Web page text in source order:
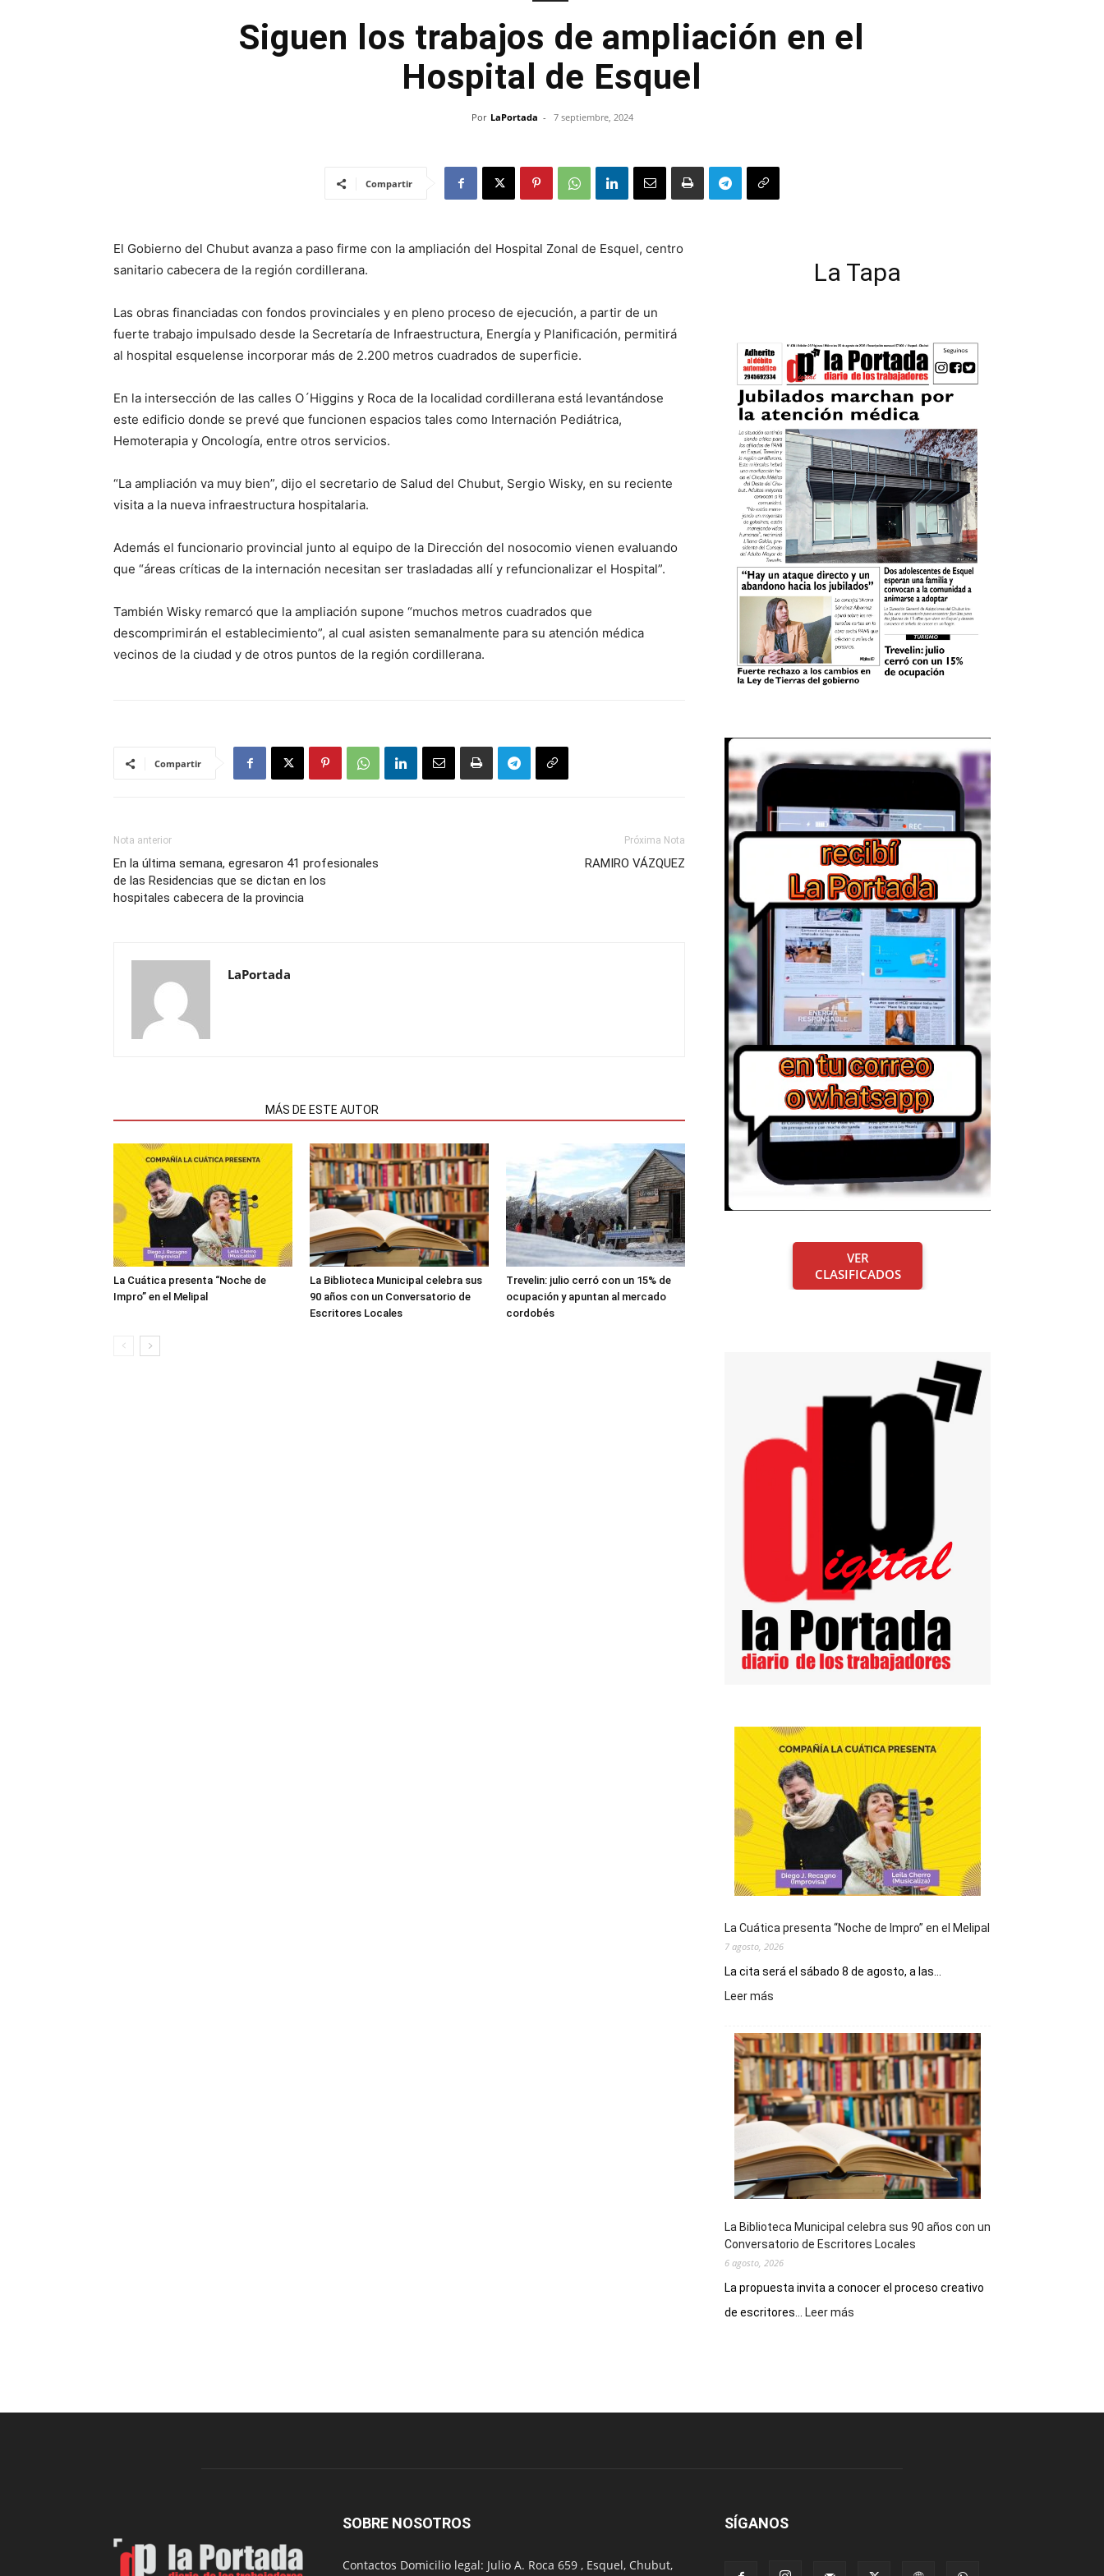
Siguen los trabajos de ampliación en el
Hospital de Esquel
Por LaPortada - 7 septiembre, 2024
Compartir
El Gobierno del Chubut avanza a paso firme con la ampliación del Hospital Zonal de Esquel, centro
sanitario cabecera de la región cordillerana.
Las obras financiadas con fondos provinciales y en pleno proceso de ejecución, a partir de un
fuerte trabajo impulsado desde la Secretaría de Infraestructura, Energía y Planificación, permitirá
al hospital esquelense incorporar más de 2.200 metros cuadrados de superficie.
En la intersección de las calles O´Higgins y Roca de la localidad cordillerana está levantándose
este edificio donde se prevé que funcionen espacios tales como Internación Pediátrica,
Hemoterapia y Oncología, entre otros servicios.
“La ampliación va muy bien”, dijo el secretario de Salud del Chubut, Sergio Wisky, en su reciente
visita a la nueva infraestructura hospitalaria.
Además el funcionario provincial junto al equipo de la Dirección del nosocomio vienen evaluando
que “áreas críticas de la internación necesitan ser trasladadas allí y refuncionalizar el Hospital”.
También Wisky remarcó que la ampliación supone “muchos metros cuadrados que
descomprimirán el establecimiento”, al cual asisten semanalmente para su atención médica
vecinos de la ciudad y de otros puntos de la región cordillerana.
Compartir
Nota anterior
En la última semana, egresaron 41 profesionales
de las Residencias que se dictan en los
hospitales cabecera de la provincia
Próxima Nota
RAMIRO VÁZQUEZ
LaPortada
MÁS DE ESTE AUTOR
La Cuática presenta “Noche de
Impro” en el Melipal
La Biblioteca Municipal celebra sus
90 años con un Conversatorio de
Escritores Locales
Trevelin: julio cerró con un 15% de
ocupación y apuntan al mercado
cordobés
La Tapa
VER
CLASIFICADOS
La Cuática presenta “Noche de Impro” en el Melipal
7 agosto, 2026
La cita será el sábado 8 de agosto, a las...
Leer más
presenta
“Noche
Impro”
en
Melipal
La Biblioteca Municipal celebra sus 90 años con un
Conversatorio de Escritores Locales
6 agosto, 2026
La propuesta invita a conocer el proceso creativo
de escritores...
Leer más
90
SOBRE NOSOTROS
Contactos Domicilio legal: Julio A. Roca 659 , Esquel, Chubut,
SÍGANOS